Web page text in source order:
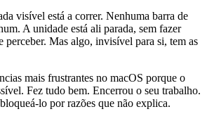
visível está a correr. Nenhuma barra de
A unidade está ali parada, sem fazer
perceber. Mas algo, invisível para si, tem as
mais frustrantes no macOS porque o
Fez tudo bem. Encerrou o seu trabalho.
lo por razões que não explica.